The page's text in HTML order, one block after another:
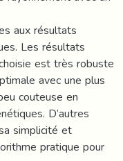
aux résultats
Les résultats
est très robuste
avec une plus
couteuse en
D’autres
simplicité et
pratique pour